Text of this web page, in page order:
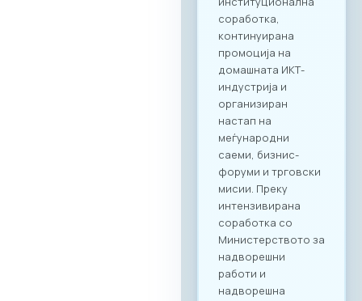
Учеството на
„Digital Bridge &
Business ICT Forum
2026“ нуди
стратешка можност
за македонските
компании да
остварат директен
контакт со повеќе
од 20 реномирани
грчки ИКТ компании
кои доаѓаат во
Скопје со цел
воспоставување
конкретна деловна
соработка.
Форумот е
конципиран да